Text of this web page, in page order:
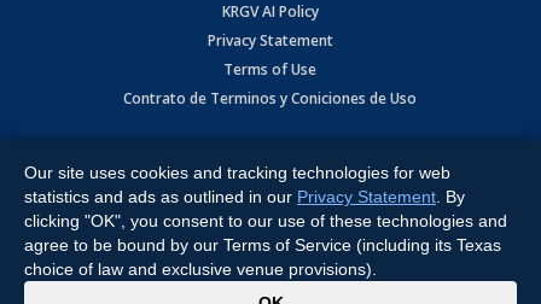
KRGV AI Policy
Privacy Statement
Terms of Use
Contrato de Terminos y Coniciones de Uso
Expressway, Weslaco, TX 78596.
All Rights Reserved. Powered by:Ruby Shore Software
Our site uses cookies and tracking technologies for web
statistics and ads as outlined in our Privacy Statement . By
clicking "OK", you consent to our use of these technologies and
agree to be bound by our Terms of Service (including its Texas
choice of law and exclusive venue provisions).